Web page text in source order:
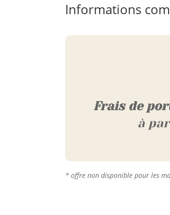
Informations
Frais de
à
* offre non disponible pour les